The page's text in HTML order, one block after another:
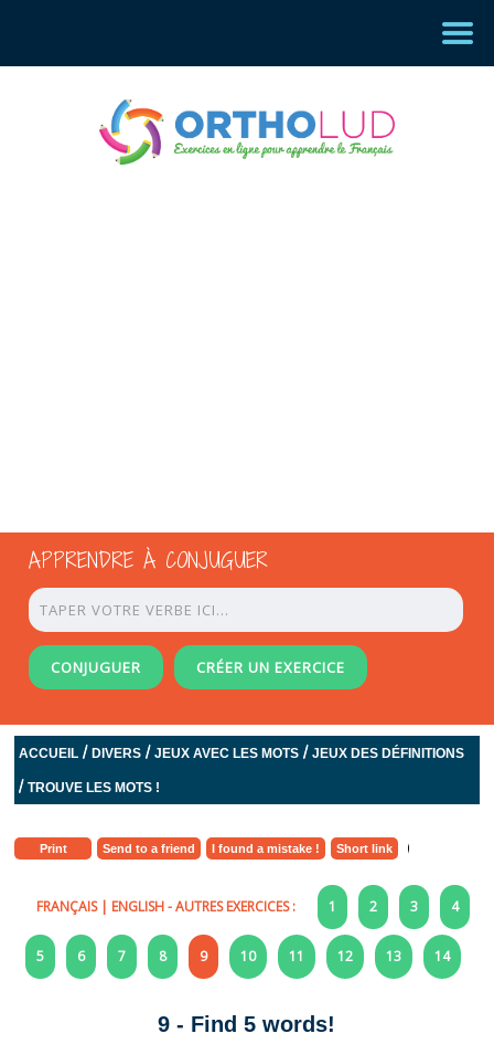
APPRENDRE À CONJUGUER
CONJUGUER CRÉER UN EXERCICE
ACCUEIL /DIVERS /JEUX AVEC LES MOTS /JEUX DES DÉFINITIONS
/TROUVE LES MOTS !
Print Send to a friend I found a mistake ! Short link
FRANÇAIS| ENGLISH- AUTRES EXERCICES : 1 2 3 4
5 6 7 8 9 10 11 12 13 14
9 - Find 5 words!